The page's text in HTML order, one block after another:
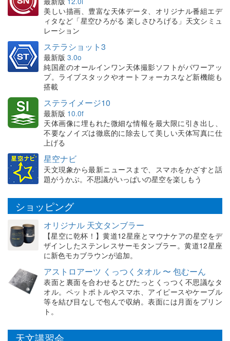
美しい描画、豊富な天体データ、オリジナル番組エデ
ィタなど「星空ひろがる 楽しさひろげる」天文シミュ
レーション
ステラショット3
最新版 3.0o
純国産のオールインワン天体撮影ソフトがパワーアッ
プ。ライブスタックやオートフォーカスなど新機能も
搭載
ステライメージ10
最新版 10.0f
天体画像に埋もれた微細な情報を最大限に引き出し、
不要なノイズは徹底的に除去して美しい天体写真に仕
上げる
星空ナビ
天文現象から最新ニュースまで、スマホをかざすと話
題がうかぶ。不思議がいっぱいの星空を楽しもう
ショッピング
オリジナル 天文タンブラー
【星空に乾杯！】黄道12星座とマウナケアの星空をデ
ザインしたステンレスサーモタンブラー。黄道12星座
に新色モカブラウンが追加。
アストロアーツ くっつくタオル 〜 包むーん
表面と裏面を合わせるとぴたっとくっつく不思議なタ
オル。ペットボトルやスマホ、アイピースやケーブル
等を結び目なしで包んで収納。表面には月面をプリン
ト。
天文講習会